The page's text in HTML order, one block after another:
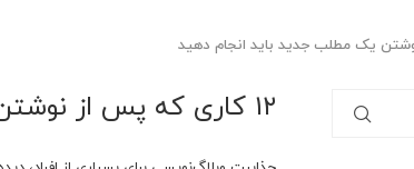
۱۲ کاری که پس از نوشتن یک مطلب جدید باید انجام دهید